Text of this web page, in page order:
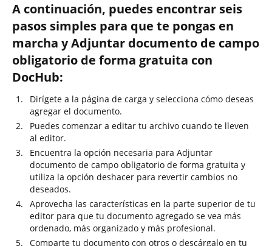
A continuación, puedes encontrar seis
pasos simples para que te pongas en
marcha y Adjuntar documento de campo
obligatorio de forma gratuita con
DocHub:
Dirígete a la página de carga y selecciona cómo deseas
agregar el documento.
Puedes comenzar a editar tu archivo cuando te lleven
al editor.
Encuentra la opción necesaria para Adjuntar
documento de campo obligatorio de forma gratuita y
utiliza la opción deshacer para revertir cambios no
deseados.
Aprovecha las características en la parte superior de tu
editor para que tu documento agregado se vea más
ordenado, más organizado y más profesional.
Comparte tu documento con otros o descárgalo en tu